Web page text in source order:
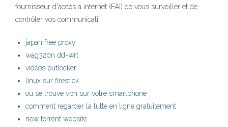
fournisseur d'accès à internet (FAI) de vous surveiller et de
contrôler vos communicati
japan free proxy
wag320n dd-wrt
vidéos putlocker
linux sur firestick
où se trouve vpn sur votre smartphone
comment regarder la lutte en ligne gratuitement
new torrent website